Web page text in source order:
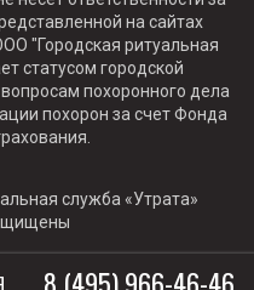
на сайтах
"Городская ритуальная
статусом городской
похоронного дела
похорон за счет Фонда
служба «Утрата»
8 (495) 966-46-46